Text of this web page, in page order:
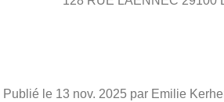
Publié le 13 nov. 2025 par Emilie